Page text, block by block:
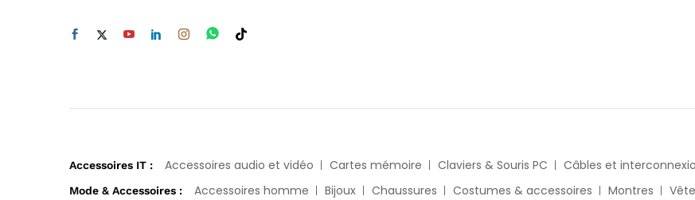
Accessoires IT : Accessoires audio et vidéo Cartes mémoire Claviers & Souris PC Câbles et
Mode & Accessoires : Accessoires homme Bijoux Chaussures Costumes & accessoires Montres